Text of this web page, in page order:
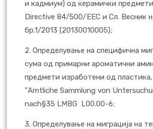
и кадмиум) од керамички предмети
Directive 84/500/EEC и Сл. Весник
бр.1/2013 (20130010005);
2. Определување на специфична
сума од примарни ароматични
предмети изработени од пластика,
”Amtliche Sammlung von
nach§35 LMBG L00.00-6;
3. Определување на миграција на